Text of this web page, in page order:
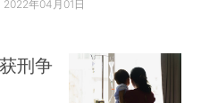
2022年04月01日
刑争